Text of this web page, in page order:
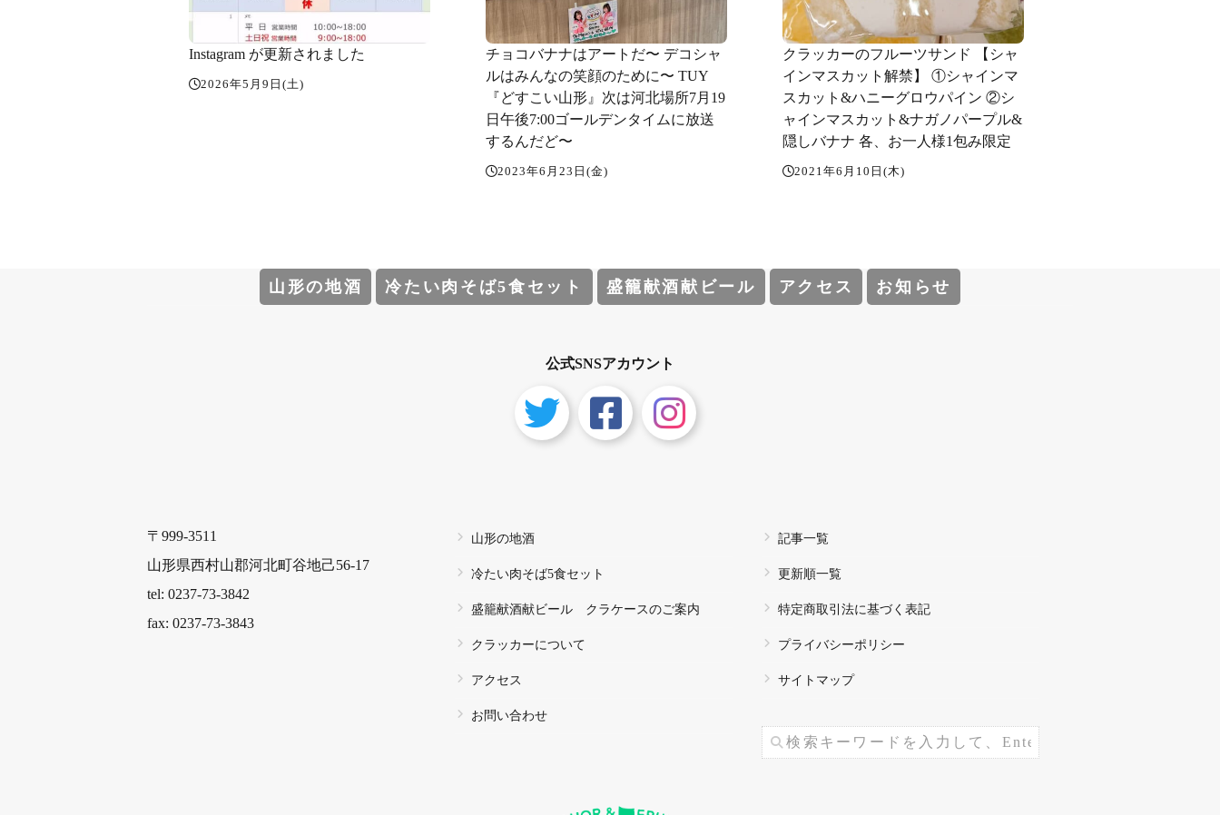
Instagram が更新されました
2026年5月9日(土)
チョコバナナはアートだ〜 デコシャ
ルはみんなの笑顔のために〜️ TUY
『どすこい山形』次は河北場所️7月19
日午後7:00ゴールデンタイムに放送
するんだど〜️
2023年6月23日(金)
クラッカーのフルーツサンド 【シャ
インマスカット解禁】 ①シャインマ
スカット&ハニーグロウパイン ②シ
ャインマスカット&ナガノパープル&
隠しバナナ 各、お一人様1包み限定️
2021年6月10日(木)
山形の地酒 冷たい肉そば5食セット 盛籠献酒献ビール アクセス お知らせ
公式SNSアカウント
〒999-3511
山形県西村山郡河北町谷地己56-17
tel: 0237-73-3842
fax: 0237-73-3843
山形の地酒
冷たい肉そば5食セット
盛籠献酒献ビール クラケースのご案内
クラッカーについて
アクセス
お問い合わせ
記事一覧
更新順一覧
特定商取引法に基づく表記
プライバシーポリシー
サイトマップ